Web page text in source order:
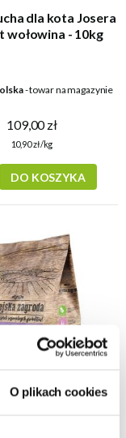
O plikach cookies
dla kota Josera
wołowina - 10kg
- towar na magazynie
109,00 zł
10,90 zł/kg
DO KOSZYKA